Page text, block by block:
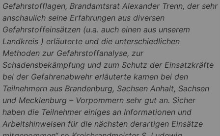
Gefahrstofflagen, Brandamtsrat Alexander Trenn, der sehr
anschaulich seine Erfahrungen aus diversen
Gefahrstoffeinsätzen (u.a. auch einen aus unserem
Landkreis ) erläuterte und die unterschiedlichen
Methoden zur Gefahrstoffanalyse, zur
Schadensbekämpfung und zum Schutz der Einsatzkräfte
bei der Gefahrenabwehr erläuterte kamen bei den
Teilnehmern aus Brandenburg, Sachsen Anhalt, Sachsen
und Mecklenburg – Vorpommern sehr gut an. Sicher
haben die Teilnehmer einiges an Informationen und
Arbeitshinweisen für die nächsten derartigen Einsätze